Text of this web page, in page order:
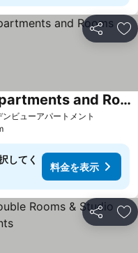
シェア お
ンビューアパートメント
Pula Center Green Park Apartments and Rooms
してく
料金を表示
シェア お